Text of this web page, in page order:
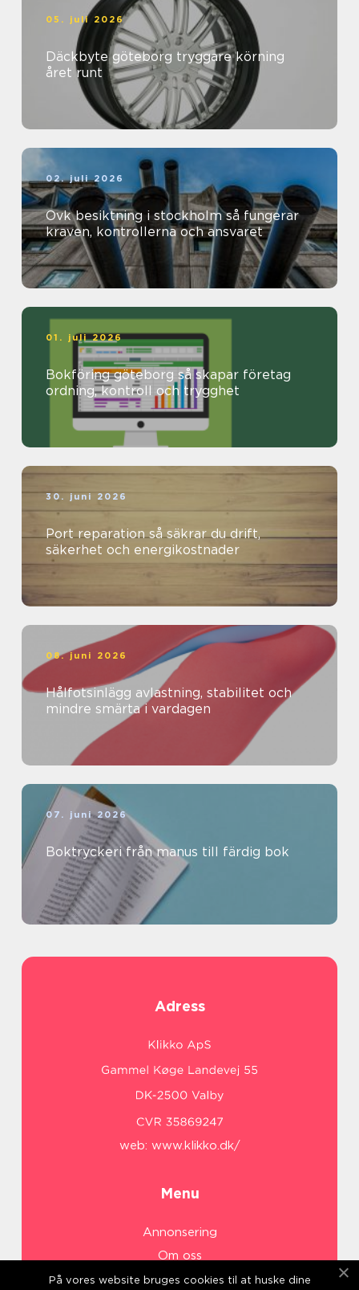
05. juli 2026
Däckbyte göteborg tryggare körning
året runt
02. juli 2026
Ovk besiktning i stockholm så fungerar
kraven, kontrollerna och ansvaret
01. juli 2026
Bokföring göteborg så skapar företag
ordning, kontroll och trygghet
30. juni 2026
Port reparation så säkrar du drift,
säkerhet och energikostnader
08. juni 2026
Hålfotsinlägg avlastning, stabilitet och
mindre smärta i vardagen
07. juni 2026
Boktryckeri från manus till färdig bok
Adress
web: www.klikko.dk/
Menu
Annonsering
Om oss
Cookies
På vores website bruges cookies til at huske dine